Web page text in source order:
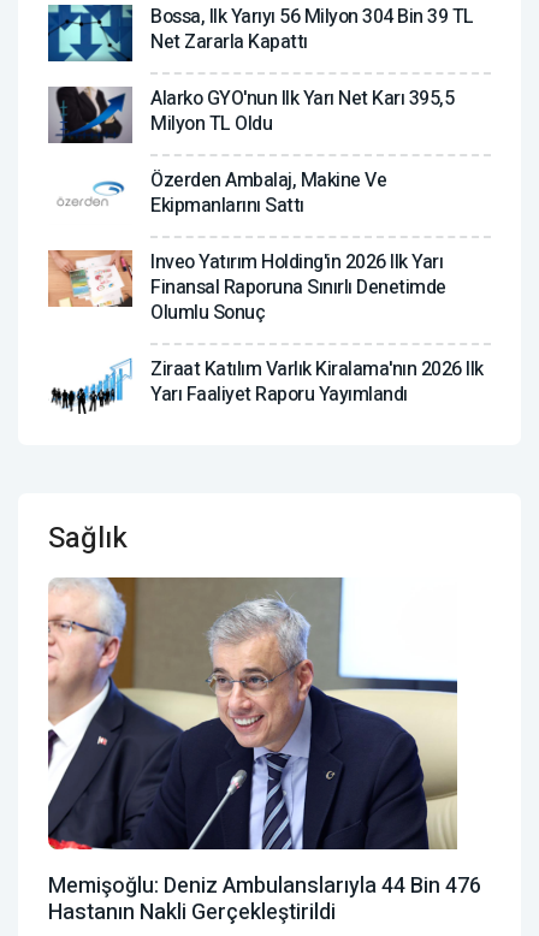
Bossa, Ilk Yarıyı 56 Milyon 304 Bin 39 TL
Net Zararla Kapattı
Alarko GYO'nun Ilk Yarı Net Karı 395,5
Milyon TL Oldu
Özerden Ambalaj, Makine Ve
Ekipmanlarını Sattı
Inveo Yatırım Holding'in 2026 Ilk Yarı
Finansal Raporuna Sınırlı Denetimde
Olumlu Sonuç
Ziraat Katılım Varlık Kiralama'nın 2026 Ilk
Yarı Faaliyet Raporu Yayımlandı
Sağlık
Memişoğlu: Deniz Ambulanslarıyla 44 Bin 476
Hastanın Nakli Gerçekleştirildi